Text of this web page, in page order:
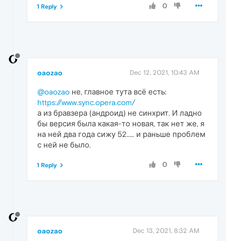
0
1 Reply
oaozao Dec 12, 2021, 10:43 AM
@oaozao не, главное тута всё есть:
https://www.sync.opera.com/
а из бравзера (андроид) не синхрит. И ладно
бы версия была какая-то новая, так нет же, я
на ней два года сижу 52..... и раньше проблем
с ней не было.
0
1 Reply
oaozao Dec 13, 2021, 8:32 AM